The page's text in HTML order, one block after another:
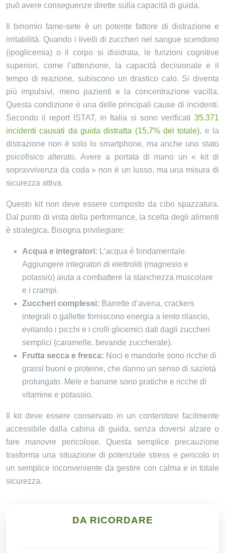
può avere conseguenze dirette sulla capacità di guida.
Il binomio fame-sete è un potente fattore di distrazione e
irritabilità. Quando i livelli di zuccheri nel sangue scendono
(ipoglicemia) o il corpo si disidrata, le funzioni cognitive
superiori, come l’attenzione, la capacità decisionale e il
tempo di reazione, subiscono un drastico calo. Si diventa
più impulsivi, meno pazienti e la concentrazione vacilla.
Questa condizione è una delle principali cause di incidenti.
Secondo il report ISTAT, in Italia si sono verificati 35.371
incidenti causati da guida distratta (15,7% del totale), e la
distrazione non è solo lo smartphone, ma anche uno stato
psicofisico alterato. Avere a portata di mano un « kit di
sopravvivenza da coda » non è un lusso, ma una misura di
sicurezza attiva.
Questo kit non deve essere composto da cibo spazzatura.
Dal punto di vista della performance, la scelta degli alimenti
è strategica. Bisogna privilegiare:
Acqua e integratori: L’acqua è fondamentale.
Aggiungere integratori di elettroliti (magnesio e
potassio) aiuta a combattere la stanchezza muscolare
e i crampi.
Zuccheri complessi: Barrette d’avena, crackers
integrali o gallette forniscono energia a lento rilascio,
evitando i picchi e i crolli glicemici dati dagli zuccheri
semplici (caramelle, bevande zuccherate).
Frutta secca e fresca: Noci e mandorle sono ricche di
grassi buoni e proteine, che danno un senso di sazietà
prolungato. Mele e banane sono pratiche e ricche di
vitamine e potassio.
Il kit deve essere conservato in un contenitore facilmente
accessibile dalla cabina di guida, senza doversi alzare o
fare manovre pericolose. Questa semplice precauzione
trasforma una situazione di potenziale stress e pericolo in
un semplice inconveniente da gestire con calma e in totale
sicurezza.
DA RICORDARE